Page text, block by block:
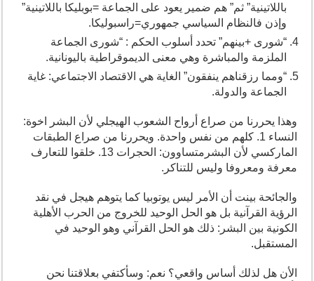
باللاتينية” ثم” هم ضمير يعود على الجماعة =بوبليكا باللاتينية”
وإذن فالنظام السياسي جمهوري=راسبوليكا.
“شورى +بينهم” تحدد أسلوب الحكم : “شورى الجماعة
الملزمة والمباشرة وهي معنى الديموقراطية باليونانية.
“ومما رزقناهم ينفقون” الغاية هي الاقتصاد الاجتماعي: غاية
الجماعة والدولة.
وهذا يحررنا من صراع أرواح الشعوب الهيجلي لأن البشر اخوة:
النساء 1. كلهم من نفس واحدة. ويحررنا من صراع الطبقات
الماركسي لأن البشرمتساوون: الحجرات 13. خلقوا للتعارف
معرفة ومعروفا وليس للتناكر.
والجائحة بينت أن الأمر ليس يوتوبيا كما يتوهم هيجل في نقد
الرؤية القرآنية بل هو الحل الوحيد للخروج من الحرب الأهلية
الكونية بين البشر: ذلك هو الحل القرآني وهو الوحيد في
المستقبل.
الأن هل لذلك أساس واقعي؟ نعم: وسأكتفي بعلاقتنا نحن